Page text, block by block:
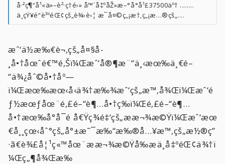
å·²ç¶“å¹«ä»–è²·ç­†é›» å™´å‡ºåŽ»æ–°å°å¹£37500äº† ........
ä¸çŸ¥é“è³ºéŒ¢çš„è¾›è‹¦ æ¯å¤©ç„¡æ†‚ç„¡æ…®çš„....
æˆ‘ä½æ‰€è¬‚çš„å¤§å­
¸å•†åœˆé€™é‚Šï¼Œæˆ‘å®¶æ¨“ä¸‹æœ‰ä¸€é–
“ä¾¿åˆ©å•†åº—
ï¼Œæœ‰æœ‹å‹ä¾†æ‰¾æˆ‘çš„æ™‚å¾Œï¼Œæˆ‘é
ƒ½æœƒåœ¨é‚£é–“è¶…å•†ç­‰ï¼Œé‚£é–“è¶…
å•†æœ‰å°å¯é å€Ÿç¾é‡‘çš„ææ¬¾æ©Ÿï¼Œæˆ‘æœ
€å¸¸çœ‹åˆ°çš„å°±æ˜¯æ‰“æ‰®å…¥æ™‚çš„æ½®ç”
·ã€è¾£å¦¹ç«™åœ¨ææ¬¾æ©Ÿå‰æä¸å‡ºéŒ¢ä¾†ï
¼Œç„¶å¾Œæ‰